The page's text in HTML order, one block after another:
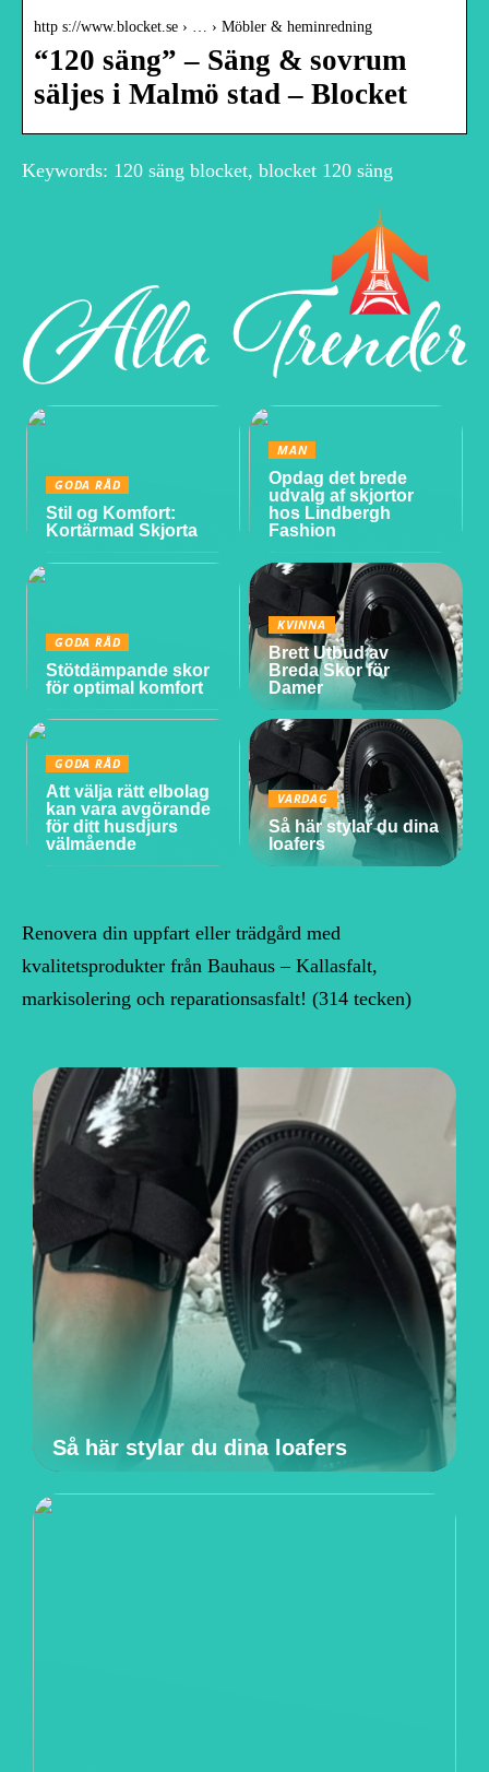
http s://www.blocket.se › … › Möbler & heminredning
“120 säng” – Säng & sovrum
säljes i Malmö stad – Blocket
Keywords: 120 säng blocket, blocket 120 säng
GODA RÅD
Stil og Komfort:
Kortärmad Skjorta
MAN
Opdag det brede
udvalg af skjortor
hos Lindbergh
Fashion
GODA RÅD
Stötdämpande skor
för optimal komfort
KVINNA
Brett Utbud av
Breda Skor för
Damer
GODA RÅD
Att välja rätt elbolag
kan vara avgörande
för ditt husdjurs
välmående
VARDAG
Så här stylar du dina
loafers
Renovera din uppfart eller trädgård med
kvalitetsprodukter från Bauhaus – Kallasfalt,
markisolering och reparationsasfalt! (314 tecken)
Så här stylar du dina loafers